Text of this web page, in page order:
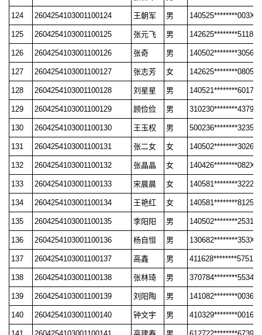
124 2604254103001100124 王朝军 男 140525********003X
125 2604254103001100125 张元飞 男 142625********5118
126 2604254103001100126 张奇 男 140502********3056
127 2604254103001100127 张志芳 女 142625********0805
128 2604254103001100128 刘星星 男 140521********6017
129 2604254103001100129 顾俭俭 男 310230********4379
130 2604254103001100130 王玉权 男 500236********3235
131 2604254103001100131 张二女 女 140502********3026
132 2604254103001100132 张晶晶 女 140426********082X
133 2604254103001100133 宋晨晨 女 140581********3222
134 2604254103001100134 王艳红 女 140581********8125
135 2604254103001100135 李阳阳 男 140502********2531
136 2604254103001100136 杨自恒 男 130682********353X
137 2604254103001100137 高鑫 男 411628********5751
138 2604254103001100138 张林琦 男 370784********5534
139 2604254103001100139 刘阳陶 男 141082********0036
140 2604254103001100140 钟文宇 男 410329********0016